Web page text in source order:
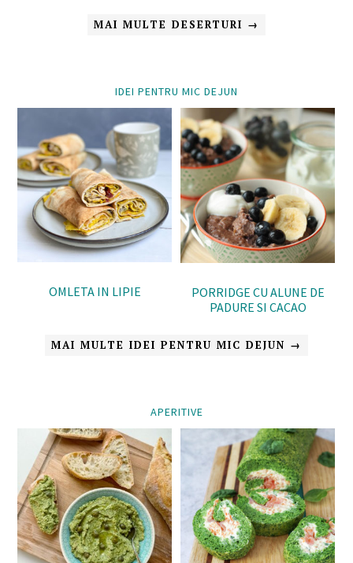
MAI MULTE DESERTURI →
IDEI PENTRU MIC DEJUN
OMLETA IN LIPIE
PORRIDGE CU ALUNE DE
PADURE SI CACAO
MAI MULTE IDEI PENTRU MIC DEJUN →
APERITIVE